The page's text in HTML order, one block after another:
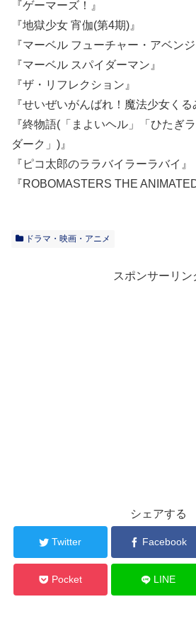
『ゲーマーズ！』
『地獄少女 宵伽(第4期)』
『マーベル フューチャー・アベンジ
『マーベル スパイダーマン』
『ザ・リフレクション』
『せいぜいがんばれ！魔法少女くる
『終物語(「まよいヘル」「ひたぎ
ダーク」)』
『ピコ太郎のララバイラーラバイ』
『ROBOMASTERS THE
ドラマ・映画・アニメ
スポンサーリン
シェアする
Twitter Facebook
Pocket LINE